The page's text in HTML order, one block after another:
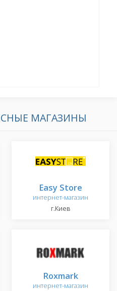
МАГАЗИНЫ
Easy Store
интернет-магазин
г.Киев
Roxmark
интернет-магазин